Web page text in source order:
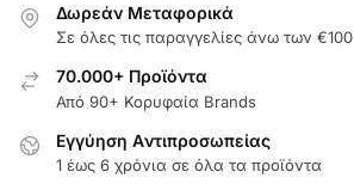
Δωρεάν Μεταφορικά
Σε όλες τις παραγγελίες άνω των €100
70.000+ Προϊόντα
Από 90+ Κορυφαία Brands
Εγγύηση Aντιπροσωπείας
1 έως 6 χρόνια σε όλα τα προϊόντα